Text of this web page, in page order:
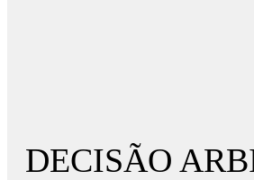
DECISÃO